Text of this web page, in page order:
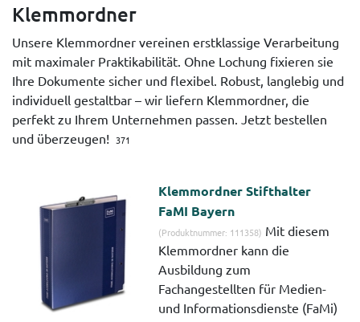
Klemmordner
Unsere Klemmordner vereinen erstklassige Verarbeitung
mit maximaler Praktikabilität. Ohne Lochung fixieren sie
Ihre Dokumente sicher und flexibel. Robust, langlebig und
individuell gestaltbar – wir liefern Klemmordner, die
perfekt zu Ihrem Unternehmen passen. Jetzt bestellen
und überzeugen! 371
Klemmordner Stifthalter
FaMI Bayern
(Produktnummer: 111358) Mit diesem
Klemmordner kann die
Ausbildung zum
Fachangestellten für Medien-
und Informationsdienste (FaMi)